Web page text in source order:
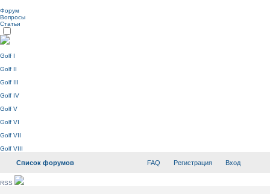
Форум
Вопросы
Статьи
Golf I
Golf II
Golf III
Golf IV
Golf V
Golf VI
Golf VII
Golf VIII
Список форумов FAQ Регистрация Вход
RSS